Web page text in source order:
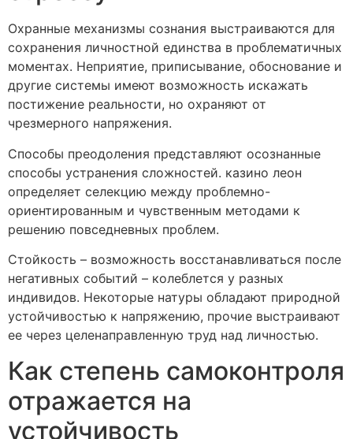
Охранные механизмы сознания выстраиваются для
сохранения личностной единства в проблематичных
моментах. Неприятие, приписывание, обоснование и
другие системы имеют возможность искажать
постижение реальности, но охраняют от
чрезмерного напряжения.
Способы преодоления представляют осознанные
способы устранения сложностей. казино леон
определяет селекцию между проблемно-
ориентированным и чувственным методами к
решению повседневных проблем.
Стойкость – возможность восстанавливаться после
негативных событий – колеблется у разных
индивидов. Некоторые натуры обладают природной
устойчивостью к напряжению, прочие выстраивают
ее через целенаправленную труд над личностью.
Как степень самоконтроля
отражается на
устойчивость